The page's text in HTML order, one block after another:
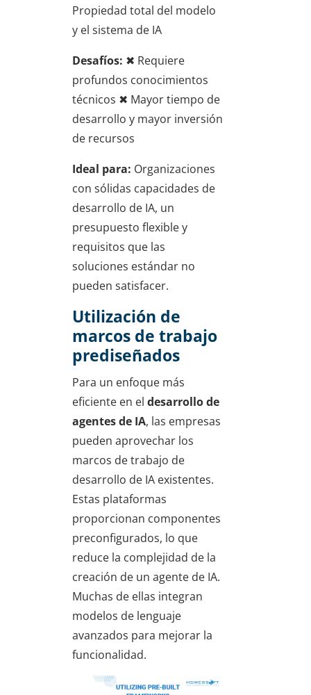
Propiedad total del modelo
y el sistema de IA
Desafíos: ✖ Requiere
profundos conocimientos
técnicos ✖ Mayor tiempo de
desarrollo y mayor inversión
de recursos
Ideal para: Organizaciones
con sólidas capacidades de
desarrollo de IA, un
presupuesto flexible y
requisitos que las
soluciones estándar no
pueden satisfacer.
Utilización de
marcos de trabajo
prediseñados
Para un enfoque más
eficiente en el desarrollo de
agentes de IA, las empresas
pueden aprovechar los
marcos de trabajo de
desarrollo de IA existentes.
Estas plataformas
proporcionan componentes
preconfigurados, lo que
reduce la complejidad de la
creación de un agente de IA.
Muchas de ellas integran
modelos de lenguaje
avanzados para mejorar la
funcionalidad.